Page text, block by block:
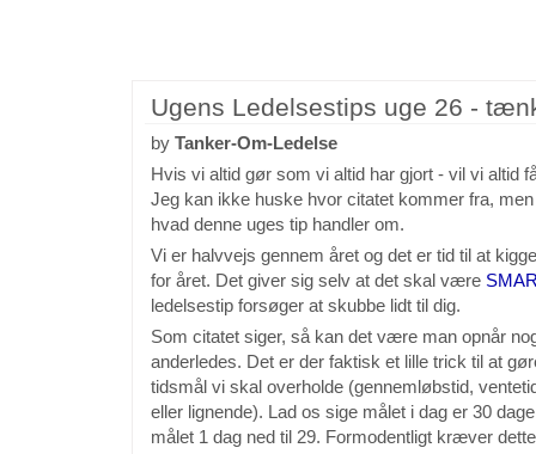
Ugens Ledelsestips uge 26 -
by Tanker-Om-Ledelse
Hvis vi altid gør som vi altid har gjort - vil vi altid
Jeg kan ikke huske hvor citatet kommer fra,
hvad denne uges tip handler om.
Vi er halvvejs gennem året og det er tid til at
for året. Det giver sig selv at det skal være
ledelsestip forsøger at skubbe lidt til dig.
Som citatet siger, så kan det være man opnår
anderledes. Det er der faktisk et lille trick til at
tidsmål vi skal overholde (gennemløbstid,
eller lignende). Lad os sige målet i dag er 30
målet 1 dag ned til 29. Formodentligt kræver